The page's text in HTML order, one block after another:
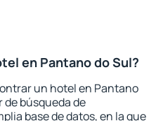
en Pantano do Sul?
un hotel en Pantano
de búsqueda de
base de datos, en la que